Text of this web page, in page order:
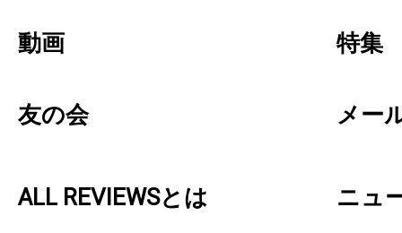
動画 特集
友の会 メー
ALL REVIEWSとは ニュ